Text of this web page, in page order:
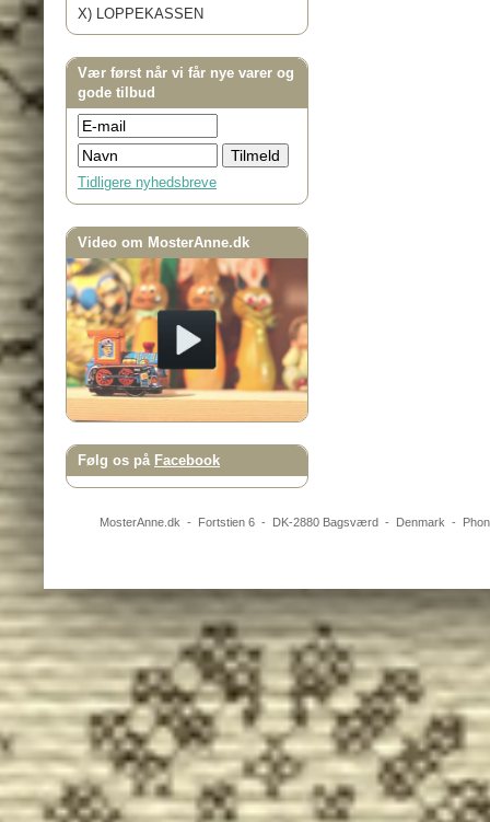
X) LOPPEKASSEN
Vær først når vi får nye varer og
gode tilbud
Tidligere nyhedsbreve
Video om MosterAnne.dk
Følg os på Facebook
MosterAnne.dk - Fortstien 6- DK-2880 Bagsværd- Denmark -